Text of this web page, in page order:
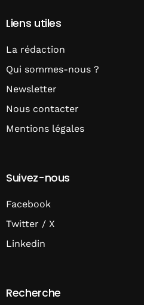
Liens utiles
La rédaction
Qui sommes-nous ?
Newsletter
Nous contacter
Mentions légales
Suivez-nous
Facebook
Twitter / X
Linkedin
Recherche